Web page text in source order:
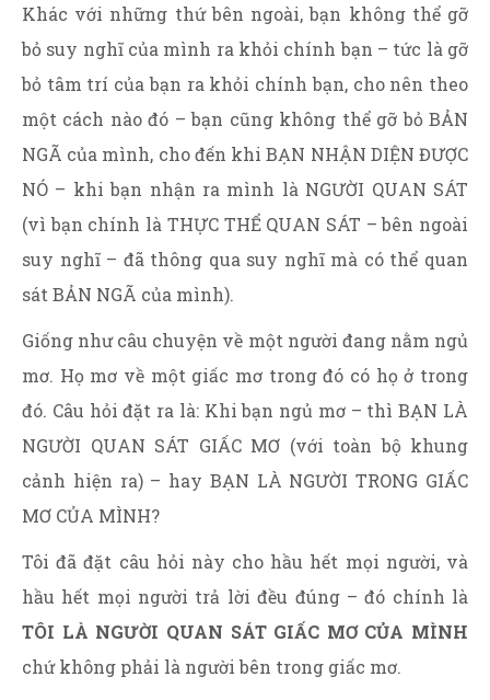
Khác với những thứ bên ngoài, bạn không thể gỡ
bỏ suy nghĩ của mình ra khỏi chính bạn – tức là gỡ
bỏ tâm trí của bạn ra khỏi chính bạn, cho nên theo
một cách nào đó – bạn cũng không thể gỡ bỏ BẢN
NGÃ của mình, cho đến khi BẠN NHẬN DIỆN ĐƯỢC
NÓ – khi bạn nhận ra mình là NGƯỜI QUAN SÁT
(vì bạn chính là THỰC THỂ QUAN SÁT – bên ngoài
suy nghĩ – đã thông qua suy nghĩ mà có thể quan
sát BẢN NGÃ của mình).
Giống như câu chuyện về một người đang nằm ngủ
mơ. Họ mơ về một giấc mơ trong đó có họ ở trong
đó. Câu hỏi đặt ra là: Khi bạn ngủ mơ – thì BẠN LÀ
NGƯỜI QUAN SÁT GIẤC MƠ (với toàn bộ khung
cảnh hiện ra) – hay BẠN LÀ NGƯỜI TRONG GIẤC
MƠ CỦA MÌNH?
Tôi đã đặt câu hỏi này cho hầu hết mọi người, và
hầu hết mọi người trả lời đều đúng – đó chính là
TÔI LÀ NGƯỜI QUAN SÁT GIẤC MƠ CỦA MÌNH
chứ không phải là người bên trong giấc mơ.